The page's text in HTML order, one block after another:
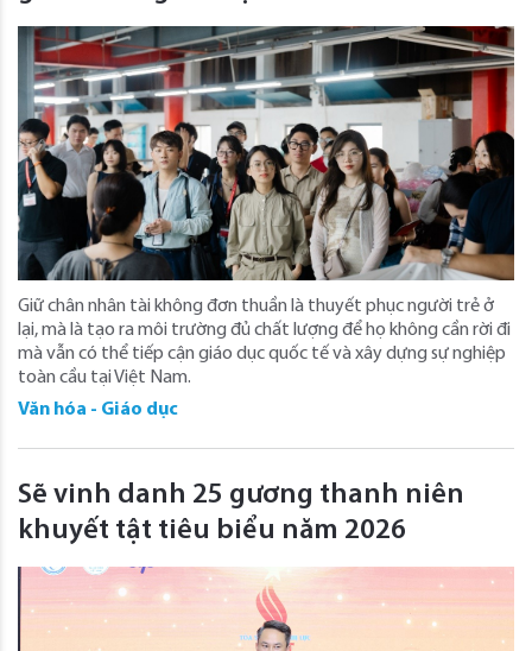
Giữ chân nhân tài không đơn thuần là thuyết phục người trẻ ở
lại, mà là tạo ra môi trường đủ chất lượng để họ không cần rời đi
mà vẫn có thể tiếp cận giáo dục quốc tế và xây dựng sự nghiệp
toàn cầu tại Việt Nam.
Văn hóa - Giáo dục
Sẽ vinh danh 25 gương thanh niên
khuyết tật tiêu biểu năm 2026